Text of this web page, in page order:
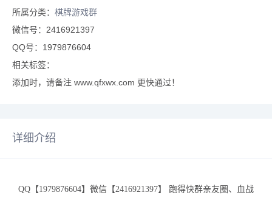
所属分类： 棋牌游戏群
微信号：2416921397
QQ号：1979876604
相关标签：
添加时，请备注 www.qfxwx.com 更快通过！
详细介绍
QQ【1979876604】微信【2416921397】 跑得快群亲友圈、血战